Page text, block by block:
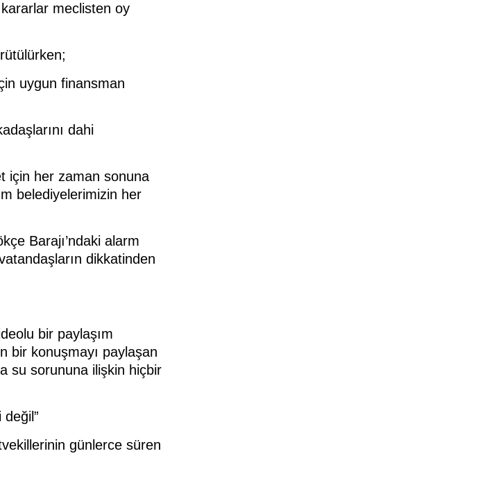
meclisten oy
uygun finansman
dahi
için her zaman sonuna
belediyelerimizin her
Barajı’ndaki alarm
dikkatinden
bir paylaşım
bir konuşmayı paylaşan
su sorununa ilişkin hiçbir
günlerce süren